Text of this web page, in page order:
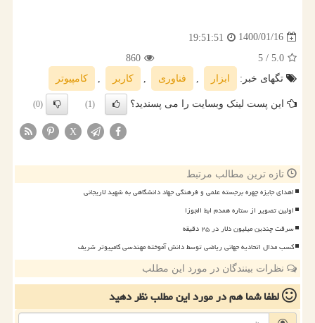
1400/01/16
19:51:51
5.0
/ 5
860
تگهای خبر:
ابزار فناوری كاربر كامپیوتر
این پست لینک وبسایت را می پسندید؟ (1)
(0)
X
تازه ترین مطالب مرتبط
اهدای جایزه چهره برجسته علمی و فرهنگی جهاد دانشگاهی به شهید لاریجانی
اولین تصویر از ستاره همدم ابط الجوزا
سرقت چندین میلیون دلار در ۲۵ دقیقه
کسب مدال اتحادیه جهانی ریاضی توسط دانش آموخته مهندسی کامپیوتر شریف
نظرات بینندگان در مورد این مطلب
لطفا شما همدر مورد این مطلبنظر دهید